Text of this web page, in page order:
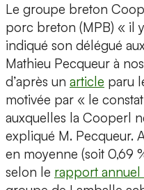
Le groupe breton
porc breton (MPB) « il
indiqué son délégué
Mathieu Pecqueur à
d’après un article paru
motivée par « le
auxquelles la Cooperl
expliqué M. Pecqueur.
en moyenne (soit 0,69
selon le rapport